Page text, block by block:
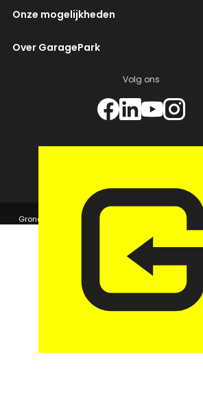
Onze mogelijkheden
Over GaragePark
Volg ons
© 2026 GaragePark.
Grondposities
365Beheer & GaragePark